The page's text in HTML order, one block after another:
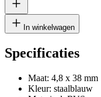
In winkelwagen
Specificaties
Maat: 4,8 x 38 mm
Kleur: staalblauw